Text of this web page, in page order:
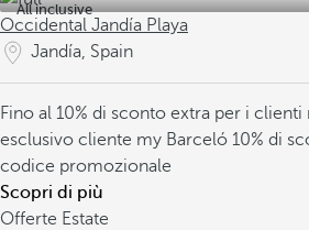
All inclusive
Occidental Jandía Playa
Jandía, Spain
Fino al 10% di sconto extra per i
esclusivo cliente my Barceló 10% di
codice promozionale
Scopri di più
Offerte Estate